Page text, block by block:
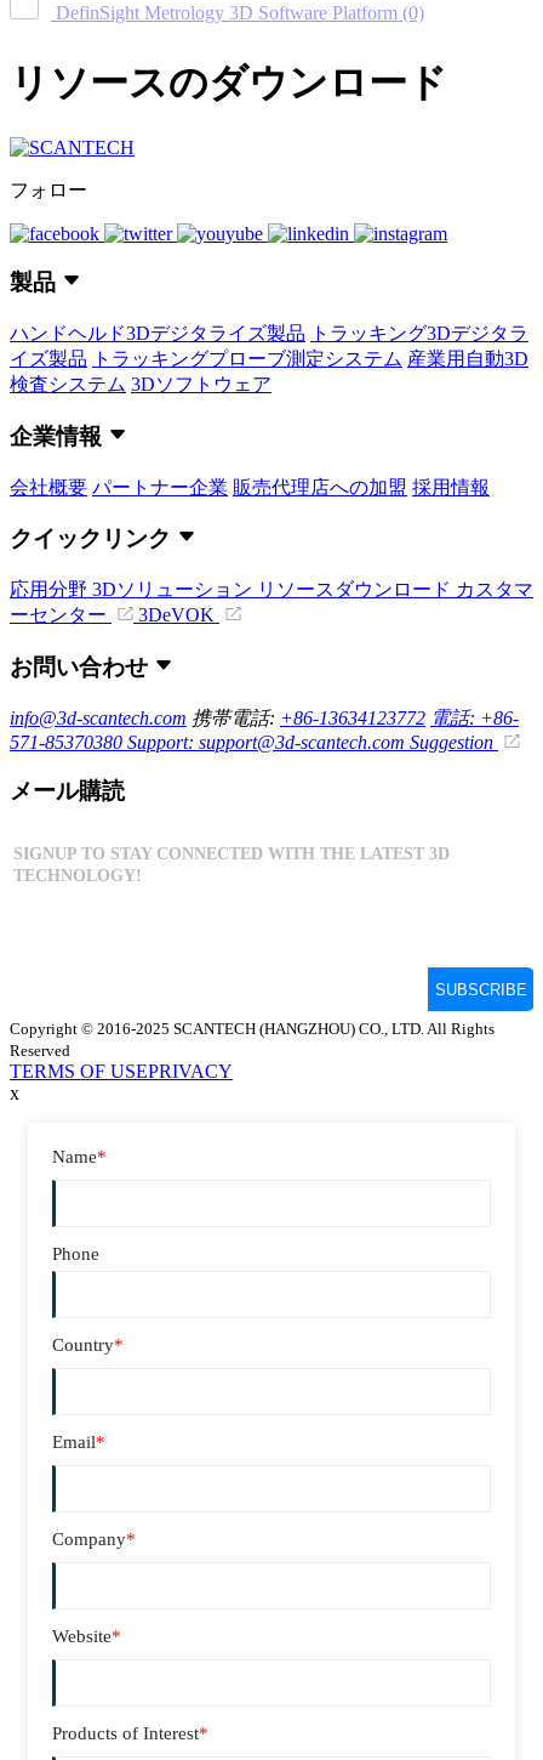
DefinSight Metrology 3D Software Platform (0)
リソースのダウンロード
フォロー
製品
ハンドヘルド3Dデジタライズ製品
トラッキング3Dデジタラ
イズ製品
トラッキングプローブ測定システム 産業用自動3D
検査システム 3Dソフトウェア
企業情報
会社概要 パートナー企業 販売代理店への加盟 採用情報
クイックリンク
応用分野 3Dソリューション リソースダウンロード カスタマ
ーセンター
3DeVOK
お問い合わせ
info@3d-scantech.com 携帯電話: +86-13634123772 電話: +86-
571-85370380 Support: support@3d-scantech.com Suggestion
メール購読
Copyright © 2016-2025 SCANTECH (HANGZHOU) CO., LTD. All Rights
Reserved
TERMS OF USEPRIVACY
x
Name*
Phone
Country*
Email*
Company*
Website*
Products of Interest*